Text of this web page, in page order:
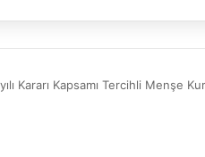
Kapsamı Tercihli Menşe